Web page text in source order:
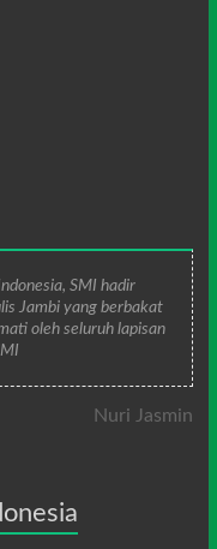
SMI hadir
Jambi yang berbakat
oleh seluruh lapisan
Nuri Jasmin